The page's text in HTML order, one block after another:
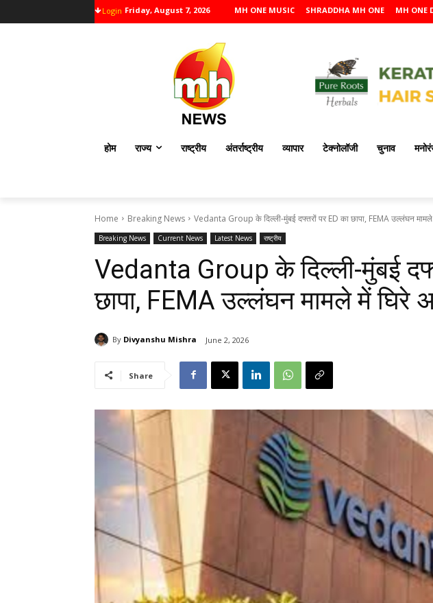
Login Friday, August 7, 2026 MH ONE MUSIC SHRADDHA MH ONE MH ONE
होम राज्य राष्ट्रीय अंतर्राष्ट्रीय व्यापार टेक्नोलॉजी चुनाव
Home Breaking News Vedanta Group के दिल्ली-मुंबई दफ्तरों पर ED का छापा, FEMA उल्लंघन
Breaking News Current News Latest News राष्ट्रीय
Vedanta Group के दिल्ली-मुंबई
छापा, FEMA उल्लंघन मामले में घिरे
By Divyanshu Mishra June 2, 2026
Share